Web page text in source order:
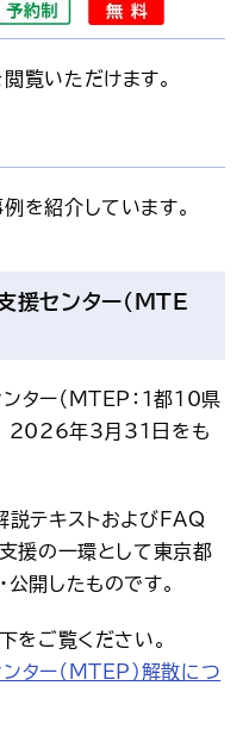
覧いただけます。
を紹介しています。
援センター（MTE
ター（MTEP：1都10県
2026年3月31日をも
説テキストおよびFAQ
援の一環として東京都
開したものです。
をご覧ください。
ター（MTEP）解散につ